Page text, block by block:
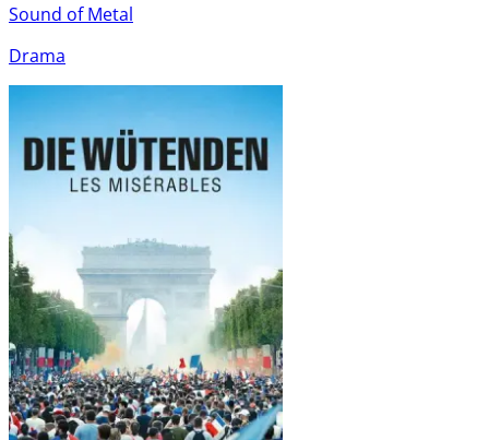
Sound of Metal
Drama